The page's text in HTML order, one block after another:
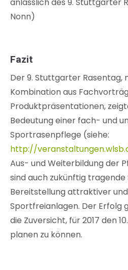
anlässlich des 9. Stuttgarter
Nonn)
Fazit
Der 9. Stuttgarter Rasentag,
Kombination aus
Produktpräsentationen,
Bedeutung einer fach- und
Sportrasenpflege (siehe:
http://
Aus- und Weiterbildung der
sind auch zukünftig tragende
Bereitstellung attraktiver
Sportfreianlagen. Der Erfolg
die Zuversicht, für 2017 den
planen zu können.